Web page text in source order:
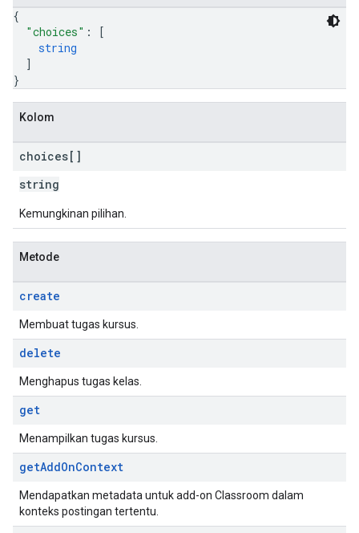
{
"choices" :
[
string
]
}
Kolom
choices[]
string
Kemungkinan pilihan.
Metode
create
Membuat tugas kursus.
delete
Menghapus tugas kelas.
get
Menampilkan tugas kursus.
getAddOnContext
Mendapatkan metadata untuk add-on Classroom dalam
konteks postingan tertentu.